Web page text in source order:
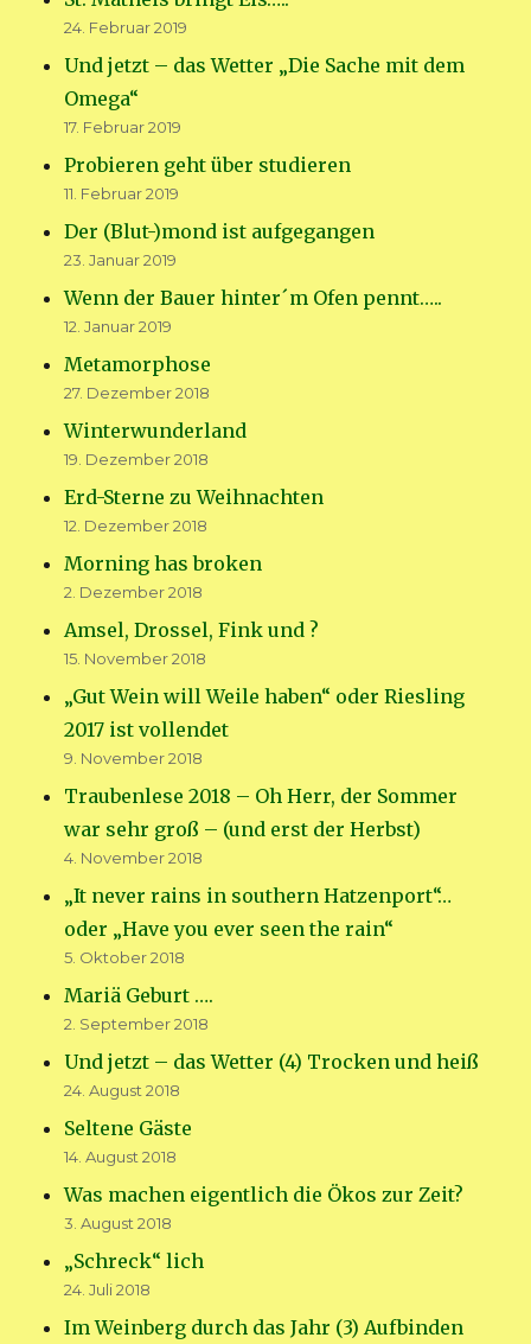
24. Februar 2019
Und jetzt – das Wetter „Die Sache mit dem
Omega“
17. Februar 2019
Probieren geht über studieren
11. Februar 2019
Der (Blut-)mond ist aufgegangen
23. Januar 2019
Wenn der Bauer hinter´m Ofen pennt…..
12. Januar 2019
Metamorphose
27. Dezember 2018
Winterwunderland
19. Dezember 2018
Erd-Sterne zu Weihnachten
12. Dezember 2018
Morning has broken
2. Dezember 2018
Amsel, Drossel, Fink und ?
15. November 2018
„Gut Wein will Weile haben“ oder Riesling
2017 ist vollendet
9. November 2018
Traubenlese 2018 – Oh Herr, der Sommer
war sehr groß – (und erst der Herbst)
4. November 2018
„It never rains in southern Hatzenport“…
oder „Have you ever seen the rain“
5. Oktober 2018
Mariä Geburt ….
2. September 2018
Und jetzt – das Wetter (4) Trocken und heiß
24. August 2018
Seltene Gäste
14. August 2018
Was machen eigentlich die Ökos zur Zeit?
3. August 2018
„Schreck“ lich
24. Juli 2018
Im Weinberg durch das Jahr (3) Aufbinden